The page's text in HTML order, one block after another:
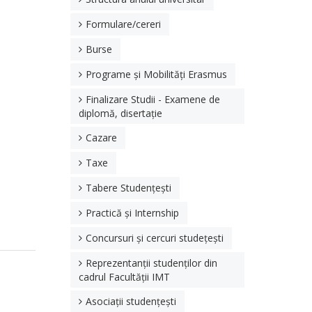
Formulare/cereri
Burse
Programe și Mobilități Erasmus
Finalizare Studii - Examene de
diplomă, disertație
Cazare
Taxe
Tabere Studențești
Practică și Internship
Concursuri și cercuri studețești
Reprezentanții studenților din
cadrul Facultății IMT
Asociații studențești